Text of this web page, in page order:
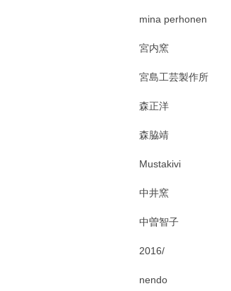
mina perhonen
宮内窯
宮島工芸製作所
森正洋
森脇靖
Mustakivi
中井窯
中曽智子
2016/
nendo